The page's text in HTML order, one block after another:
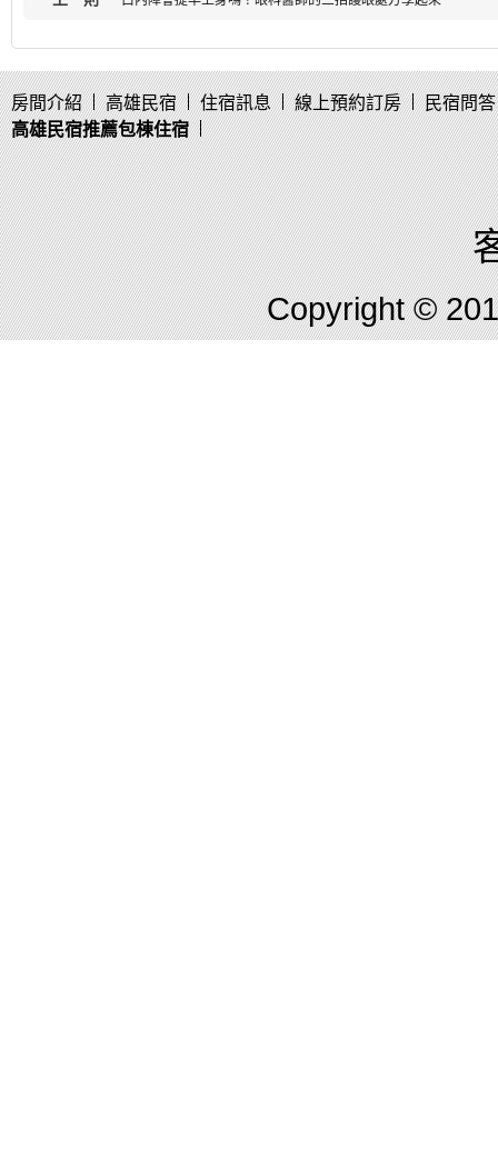
房間介紹 高雄民宿 住宿訊息 線上預約訂房
民宿問答
高雄民宿推薦包棟住宿
Copyright ©